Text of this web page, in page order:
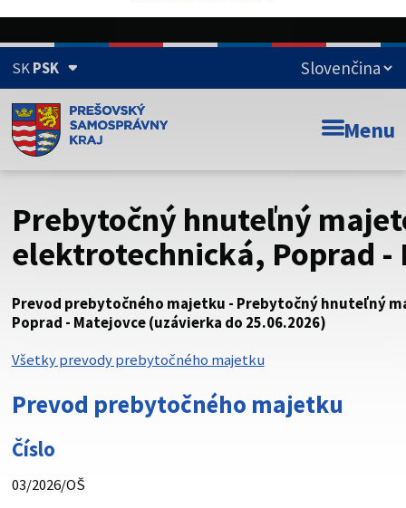
SKPSK
Doména psk.sk je oficiálna
Toto je oficiálna webová stránka Prešovského
Táto stránka je zabezpečená
cez zabezpečenú webovú stránku. Zabezpečená stránka
vždy začína https:// pred názvom domény webového sídla.
Menu
Prebytočný hnuteľný
elektrotechnická, Poprad -
Prevod prebytočného majetku - Prebytočný hnuteľný
Poprad - Matejovce (uzávierka do 25.06.2026)
Všetky prevody prebytočného majetku
Prevod prebytočného majetku
Číslo
03/2026/OŠ